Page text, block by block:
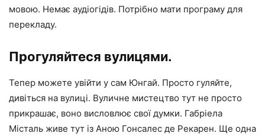
мовою. Немає аудіогідів. Потрібно мати програму для
перекладу.
Прогуляйтеся вулицями.
Тепер можете увійти у сам Юнгай. Просто гуляйте,
дивіться на вулиці. Вуличне мистецтво тут не просто
прикрашає, воно висловлює свої думки. Габріела
Місталь живе тут із Аною Гонсалес де Рекарен. Ще одна